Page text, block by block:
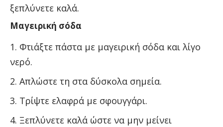
ξεπλύνετε καλά.
Μαγειρική σόδα
Φτιάξτε πάστα με μαγειρική σόδα και λίγο
νερό.
Απλώστε τη στα δύσκολα σημεία.
Τρίψτε ελαφρά με σφουγγάρι.
Ξεπλύνετε καλά ώστε να μην μείνει